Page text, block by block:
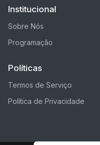
Institucional
Sobre Nós
Programação
Políticas
Termos de Serviço
Política de Privacidade